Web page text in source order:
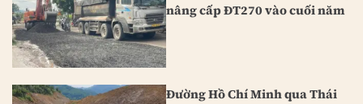
nâng cấp ĐT270 vào cuối năm
Đường Hồ Chí Minh qua Thái